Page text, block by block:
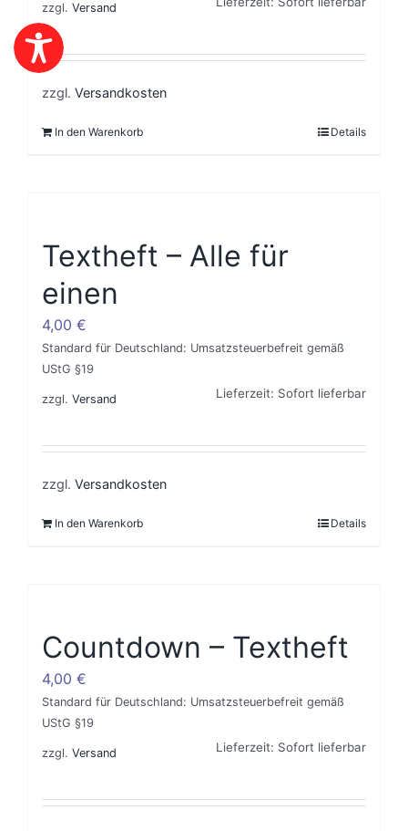
zzgl. Versand
zzgl. Versandkosten
In den Warenkorb Details
Textheft – Alle für
einen
4,00 €
Standard für Deutschland: Umsatzsteuerbefreit gemäß
UStG §19
zzgl. Versand Lieferzeit: Sofort lieferbar
zzgl. Versandkosten
In den Warenkorb Details
Countdown – Textheft
4,00 €
Standard für Deutschland: Umsatzsteuerbefreit gemäß
UStG §19
zzgl. Versand Lieferzeit: Sofort lieferbar